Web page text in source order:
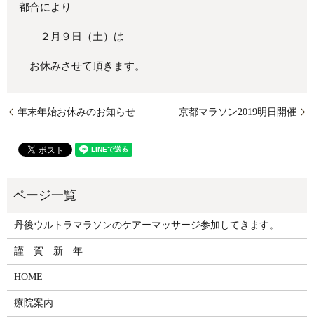
都合により
２月９日（土）は
お休みさせて頂きます。
年末年始お休みのお知らせ 京都マラソン2019明日開催
丹後ウルトラマラソンのケアーマッサージ参加してきます。
謹 賀 新 年
HOME
療院案内